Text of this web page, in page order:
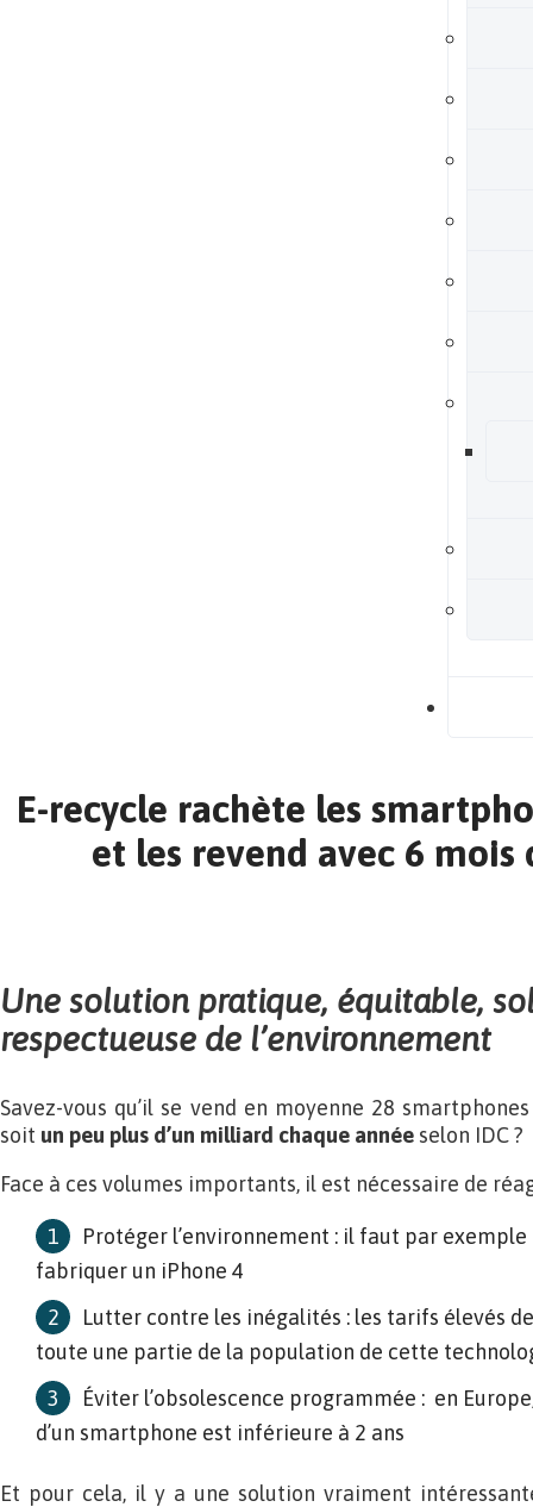
E-recycle rachète les
et les revend avec 6 mois
Une solution pratique, équitable,
respectueuse de l’environnement
Savez-vous qu’il se vend en moyenne 28
soit un peu plus d’un milliard chaque année selon IDC ?
Face à ces volumes importants, il est nécessaire de
Protéger l’environnement : il faut par exemple
fabriquer un iPhone 4
Lutter contre les inégalités : les tarifs élevés
toute une partie de la population de cette
Éviter l’obsolescence programmée : en
d’un smartphone est inférieure à 2 ans
Et pour cela, il y a une solution vraiment